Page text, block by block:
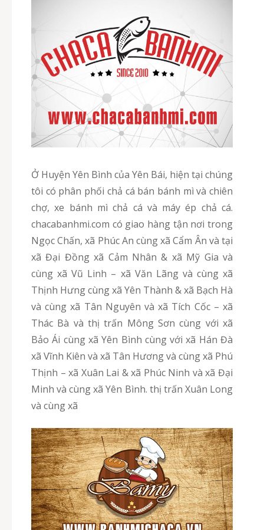
Ở Huyện Yên Bình của Yên Bái, hiện tại chúng
tôi có phân phối chả cá bán bánh mì và chiên
chợ, xe bánh mì chả cá và máy ép chả cá.
chacabanhmi.com có giao hàng tận nơi trong
Ngọc Chấn, xã Phúc An cùng xã Cẩm Ân và tại
xã Đại Đồng xã Cảm Nhân & xã Mỹ Gia và
cùng xã Vũ Linh – xã Văn Lãng và cùng xã
Thịnh Hưng cùng xã Yên Thành & xã Bạch Hà
và cùng xã Tân Nguyên và xã Tích Cốc – xã
Thác Bà và thị trấn Mông Sơn cùng với xã
Bảo Ái cùng xã Yên Bình cùng với xã Hán Đà
xã Vĩnh Kiên và xã Tân Hương và cùng xã Phú
Thịnh – xã Xuân Lai & xã Phúc Ninh và xã Đại
Minh và cùng xã Yên Bình. thị trấn Xuân Long
và cùng xã